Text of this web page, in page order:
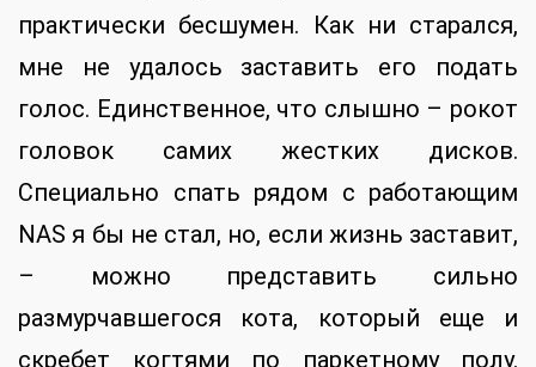
практически бесшумен. Как ни старался,
мне не удалось заставить его подать
голос. Единственное, что слышно – рокот
головок самих жестких дисков.
Специально спать рядом с работающим
NAS я бы не стал, но, если жизнь заставит,
– можно представить сильно
размурчавшегося кота, который еще и
скребет когтями по паркетному полу.